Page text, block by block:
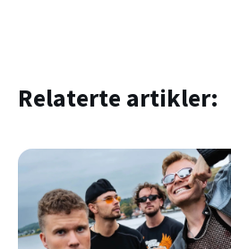
Relaterte artikler: